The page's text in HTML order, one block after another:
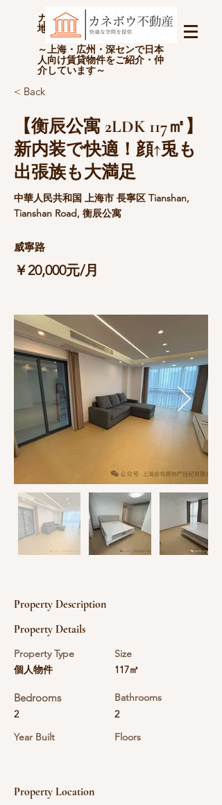
カネボウ不動産(上海金坊房
地产经纪有限公司)
～上海・広州・深センで日本
人向け賃貸物件をご紹介・仲
介しています～
< Back
【衡辰公寓 2LDK 117㎡】
新内装で快適！顔↑兎も
出張族も大満足
中華人民共和国 上海市 長寧区 Tianshan,
Tianshan Road, 衡辰公寓
威寧路
￥20,000元/月
Property Description
Property Details
Property Type
個人物件
Bedrooms
2
Year Built
Size
117㎡
Bathrooms
2
Floors
Property Location